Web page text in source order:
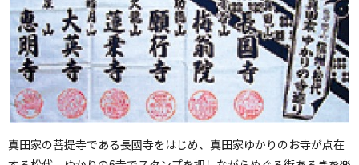
真田家の菩提寺である長國寺をはじめ、真田家ゆかりのお寺が点在